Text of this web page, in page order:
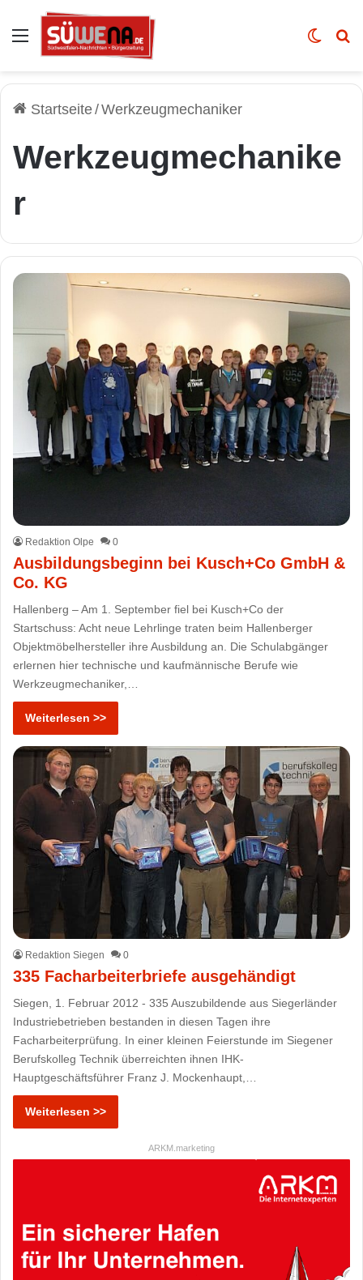
Auswahl Skin
Startseite/Werkzeugmechaniker
Werkzeugmechanike
r
Redaktion Olpe 0
Ausbildungsbeginn bei Kusch+Co GmbH &
Co. KG
Hallenberg – Am 1. September fiel bei Kusch+Co der
Startschuss: Acht neue Lehrlinge traten beim Hallenberger
Objektmöbelhersteller ihre Ausbildung an. Die Schulabgänger
erlernen hier technische und kaufmännische Berufe wie
Werkzeugmechaniker,…
Weiterlesen >>
Redaktion Siegen 0
335 Facharbeiterbriefe ausgehändigt
Siegen, 1. Februar 2012 - 335 Auszubildende aus Siegerländer
Industriebetrieben bestanden in diesen Tagen ihre
Facharbeiterprüfung. In einer kleinen Feierstunde im Siegener
Berufskolleg Technik überreichten ihnen IHK-
Hauptgeschäftsführer Franz J. Mockenhaupt,…
Weiterlesen >>
ARKM.marketing